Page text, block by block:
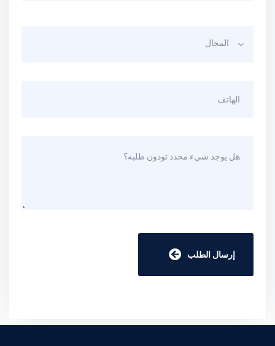
المجال
إرسال الطلب